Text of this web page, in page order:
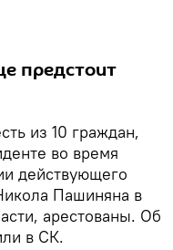
предстоит
из 10 граждан,
во время
действующего
Пашиняна в
арестованы. Об
в СК.